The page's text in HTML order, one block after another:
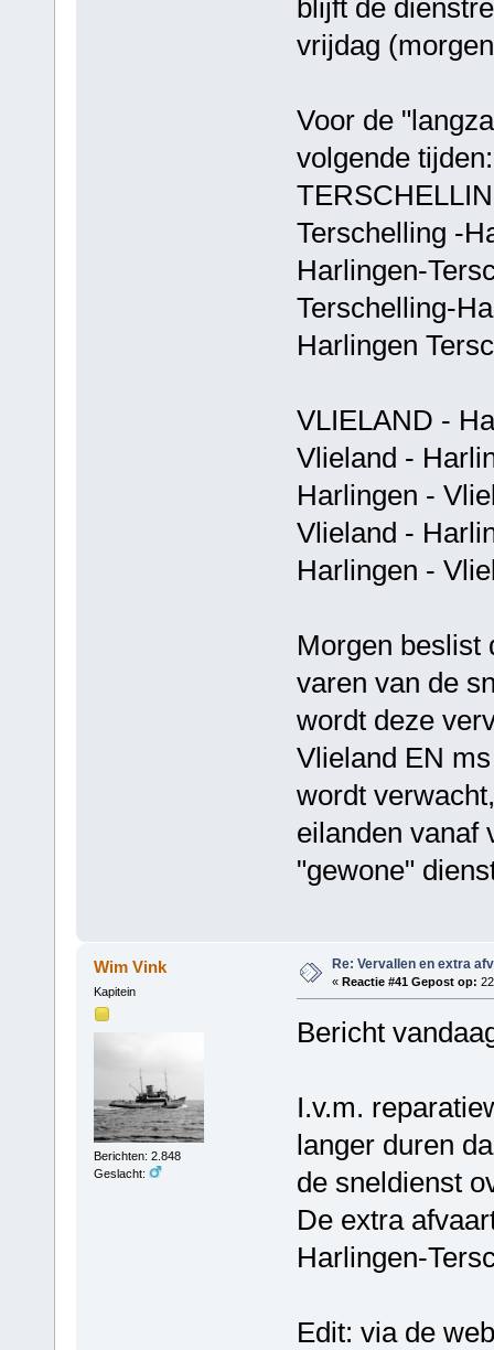
blijft de
vrijdag
Voor de
volgende tijden:
Terschelling -
Harlingen-
Terschelling-
Harlingen
VLIELAND -
Vlieland -
Harlingen -
Vlieland -
Harlingen -
Morgen beslist
varen van de
wordt deze
Vlieland EN
wordt
eilanden vanaf
"gewone"
Wim Vink
Kapitein
Berichten: 2.848
Geslacht:
Re: Vervallen en extra
« Reactie #41 Gepost op:
Bericht
I.v.m.
langer duren
de sneldienst
De extra
Harlingen-
Edit: via de